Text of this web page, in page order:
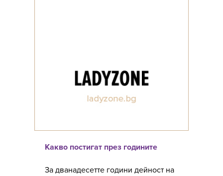
Какво постигат през годините
За дванадесетте години дейност на